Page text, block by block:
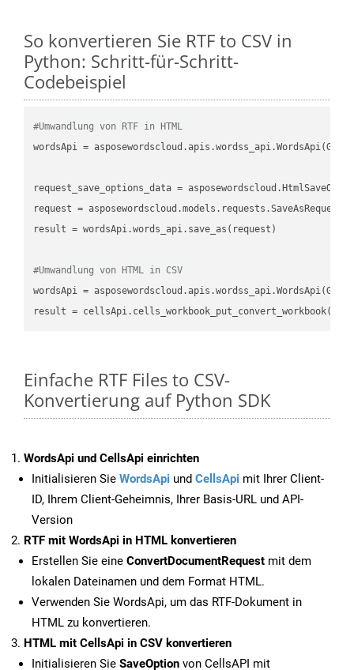
So konvertieren Sie RTF to CSV in
Python: Schritt-für-Schritt-
Codebeispiel
#Umwandlung von RTF in HTML
wordsApi =
request_save_options_data =
request
result = wordsApi.words_api.save_as(request)
#Umwandlung von HTML in CSV
wordsApi =
result =
Einfache RTF Files to CSV-
Konvertierung auf Python SDK
WordsApi und CellsApi einrichten
Initialisieren Sie WordsApi und CellsApi mit Ihrer Client-
ID, Ihrem Client-Geheimnis, Ihrer Basis-URL und API-
Version
RTF mit WordsApi in HTML konvertieren
Erstellen Sie eine ConvertDocumentRequest mit dem
lokalen Dateinamen und dem Format HTML.
Verwenden Sie WordsApi, um das RTF-Dokument in
HTML zu konvertieren.
HTML mit CellsApi in CSV konvertieren
Initialisieren Sie SaveOption von CellsAPI mit